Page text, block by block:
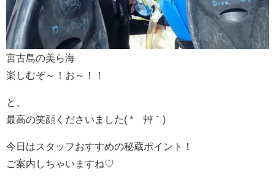
宮古島の美ら海
楽しむぞ～！お～！！
と、
最高の笑顔くださいました( *´艸｀)
今日はスタッフおすすめの秘蔵ポイント！
ご案内しちゃいますね♡